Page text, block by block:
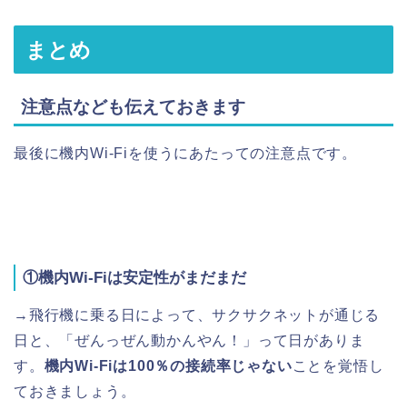
まとめ
注意点なども伝えておきます
最後に機内Wi-Fiを使うにあたっての注意点です。
①機内Wi-Fiは安定性がまだまだ
→飛行機に乗る日によって、サクサクネットが通じる
日と、「ぜんっぜん動かんやん！」って日がありま
す。 機内Wi-Fiは100％の接続率じゃないことを覚悟し
ておきましょう。